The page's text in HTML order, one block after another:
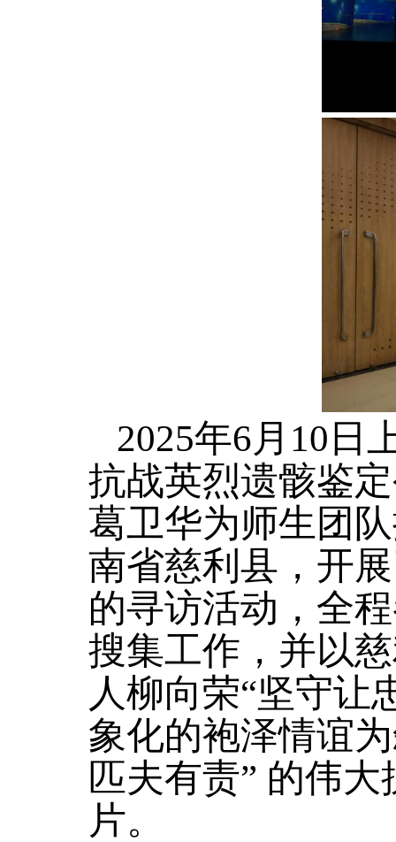
2025年6月10日
抗战英烈遗骸鉴
葛卫华为师生团
南省慈利县，开
的寻访活动，全
搜集工作，并以
人柳向荣“坚守让
象化的袍泽情谊
匹夫有责” 的伟
片。